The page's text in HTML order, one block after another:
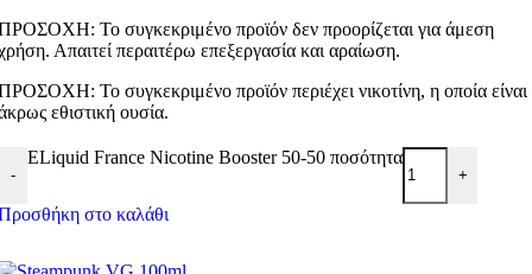
Το συγκεκριμένο προϊόν δεν προορίζεται για άμεση
Απαιτεί περαιτέρω επεξεργασία και αραίωση.
Το συγκεκριμένο προϊόν περιέχει νικοτίνη, η οποία είναι
εθιστική ουσία.
-
ELiquid France Nicotine Booster 50-50 ποσότητα
+
στο καλάθι